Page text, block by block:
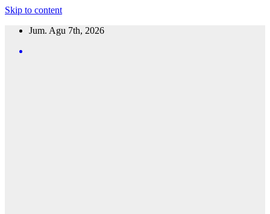
Skip to content
Jum. Agu 7th, 2026